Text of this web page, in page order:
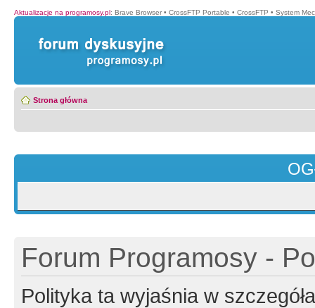
Aktualizacje na programosy.pl: Brave Browser • CrossFTP Portable • CrossFTP • System
Strona główna
Forum Programosy -
Polityka ta wyjaśnia w